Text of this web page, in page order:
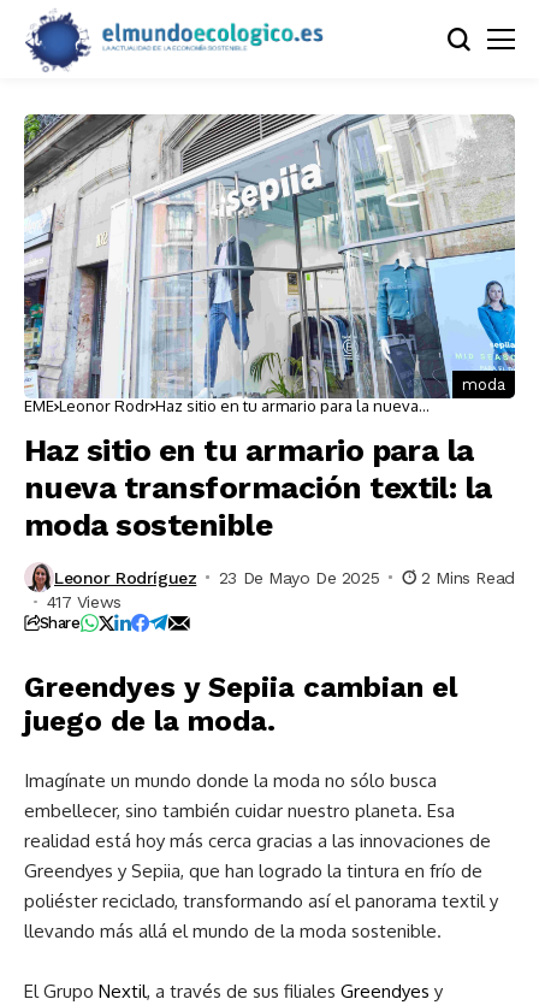
moda
EME Leonor Rodr Haz sitio en tu armario para la nueva
Haz sitio en tu armario para la
nueva transformación textil: la
moda sostenible
Leonor Rodríguez 23 De Mayo De 2025
2 Mins Read
417 Views
Share
Greendyes y Sepiia cambian el
juego de la moda.
Imagínate un mundo donde la moda no sólo busca
embellecer, sino también cuidar nuestro planeta. Esa
realidad está hoy más cerca gracias a las innovaciones de
Greendyes y Sepiia, que han logrado la tintura en frío de
poliéster reciclado, transformando así el panorama textil y
llevando más allá el mundo de la moda sostenible.
El Grupo Nextil, a través de sus filiales Greendyes y